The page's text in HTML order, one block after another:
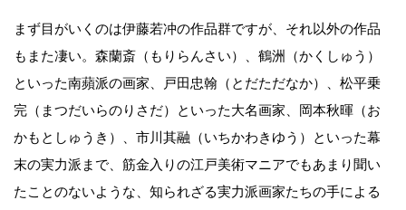
まず目がいくのは伊藤若冲の作品群ですが、それ以外の作品
もまた凄い。森蘭斎（もりらんさい）、鶴洲（かくしゅう）
といった南蘋派の画家、戸田忠翰（とだただなか）、松平乗
完（まつだいらのりさだ）といった大名画家、岡本秋暉（お
かもとしゅうき）、市川其融（いちかわきゆう）といった幕
末の実力派まで、筋金入りの江戸美術マニアでもあまり聞い
たことのないような、知られざる実力派画家たちの手による